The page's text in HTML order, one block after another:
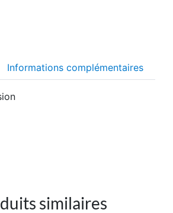
Informations complémentaires
similaires